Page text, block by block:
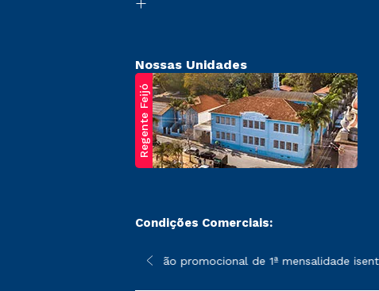
Nossas Unidades
Regente Feijó
Condições Comerciais:
sofrer alterações nos períodos de rematrícula conforme
*A condição promocional de 1ª mensalidade